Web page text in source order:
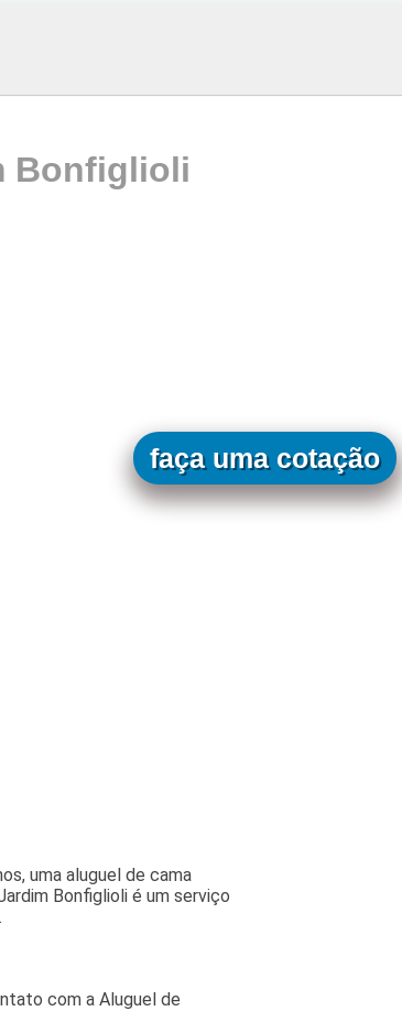
Bonfiglioli
uma aluguel de cama
Bonfiglioli é um serviço
com a Aluguel de
faça uma cotação